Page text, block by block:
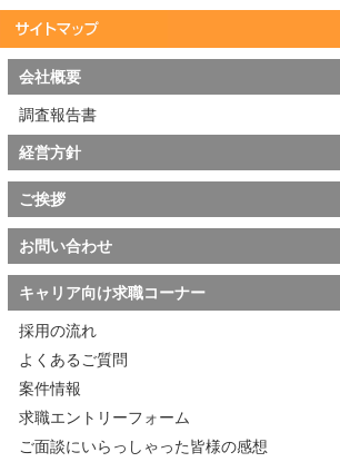
会社概要
調査報告書
経営方針
ご挨拶
お問い合わせ
キャリア向け求職コーナー
採用の流れ
よくあるご質問
案件情報
求職エントリーフォーム
ご面談にいらっしゃった皆様の感想